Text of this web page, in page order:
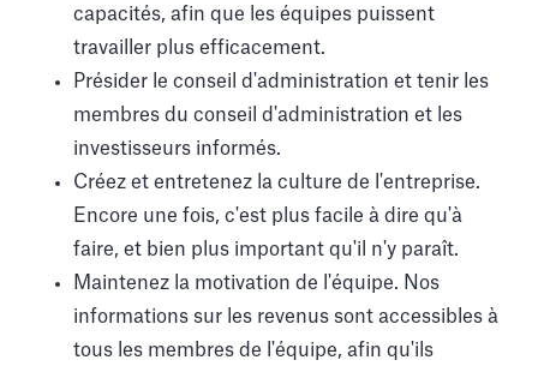
capacités, afin que les équipes puissent
travailler plus efficacement.
Présider le conseil d'administration et tenir les
membres du conseil d'administration et les
investisseurs informés.
Créez et entretenez la culture de l'entreprise.
Encore une fois, c'est plus facile à dire qu'à
faire, et bien plus important qu'il n'y paraît.
Maintenez la motivation de l'équipe. Nos
informations sur les revenus sont accessibles à
tous les membres de l'équipe, afin qu'ils